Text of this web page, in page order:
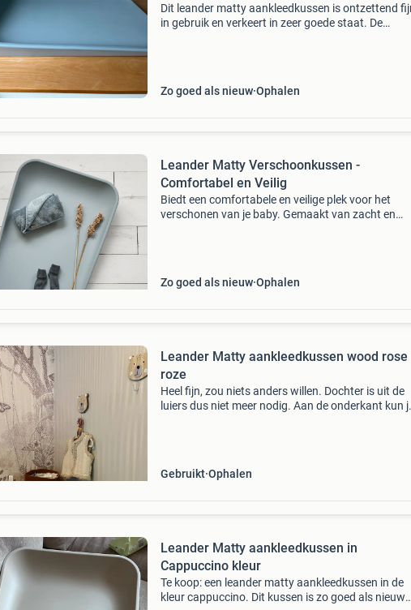
Dit leander matty aankleedkussen is ontzettend
in gebruik en verkeert in zeer goede staat. De
Zo goed als nieuw Ophalen
Leander Matty Verschoonkussen -
Comfortabel en Veilig
Biedt een comfortabele en veilige plek voor het
verschonen van je baby. Gemaakt van zacht en
Zo goed als nieuw Ophalen
Leander Matty aankleedkussen wood rose
roze
Heel fijn, zou niets anders willen. Dochter is uit de
luiers dus niet meer nodig. Aan de onderkant kun
Gebruikt Ophalen
Leander Matty aankleedkussen in
Cappuccino kleur
Te koop: een leander matty aankleedkussen in de
kleur cappuccino. Dit kussen is zo goed als nieuw